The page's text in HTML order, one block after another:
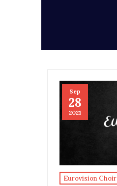
Sep
28
2021
Eurovision Choir